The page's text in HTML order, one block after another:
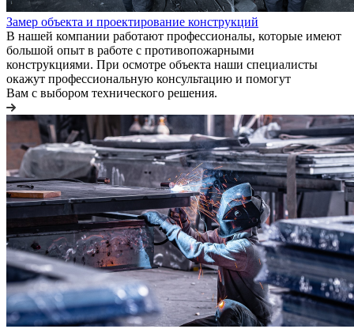
Замер объекта и проектирование конструкций
В нашей компании работают профессионалы, которые имеют
большой опыт в работе с противопожарными
конструкциями. При осмотре объекта наши специалисты
окажут профессиональную консультацию и помогут
Вам с выбором технического решения.